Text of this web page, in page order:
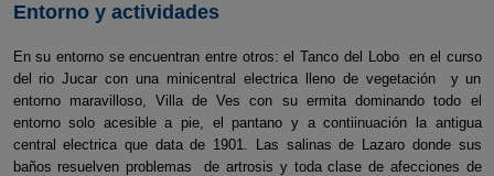
Entorno y actividades
En su entorno se encuentran entre otros: el Tanco del Lobo en el curso
del rio Jucar con una minicentral electrica lleno de vegetación y un
entorno maravilloso, Villa de Ves con su ermita dominando todo el
entorno solo acesible a pie, el pantano y a contiinuación la antigua
central electrica que data de 1901. Las salinas de Lazaro donde sus
baños resuelven problemas de artrosis y toda clase de afecciones de